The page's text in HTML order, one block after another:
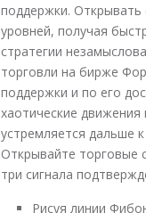
поддержки. Открывать
уровней, получая
стратегии
торговли на бирже
поддержки и по его
хаотические
устремляется дальше
Открывайте торговые
три сигнала
Рисуя линии